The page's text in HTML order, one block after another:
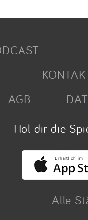
AGB
Hol dir die
Alle